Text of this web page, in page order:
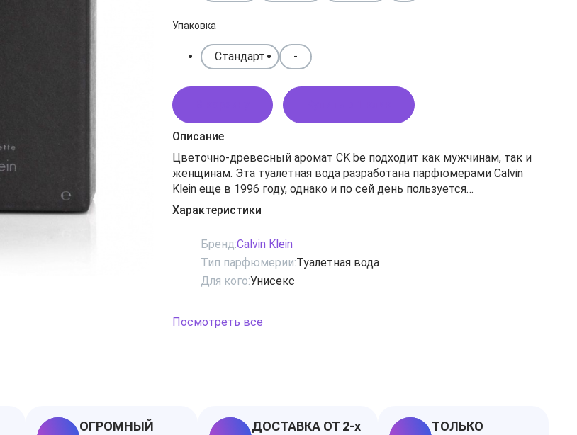
Упаковка
Стандарт -
Описание
Цветочно-древесный аромат CK be подходит как мужчинам, так и
женщинам. Эта туалетная вода разработана парфюмерами Calvin
Klein еще в 1996 году, однако и по сей день пользуется
популярностью. Чистые и прозрачные верхние ноты раскрываются
бодрящим бергамотом и солнечным мандарином, одаривая хорошим
бархатному ласковому персику и очаровательной нежной магнолии
— получились сладостными и немного томными, как жаркий летний
полдень. Пряность сандалового дерева и чувственный мускус в
Характеристики
Бренд:Calvin Klein
Тип парфюмерии:Туалетная вода
Для кого:Унисекс
Посмотреть все
ОГРОМНЫЙ
ДОСТАВКА ОТ 2-х
ТОЛЬКО